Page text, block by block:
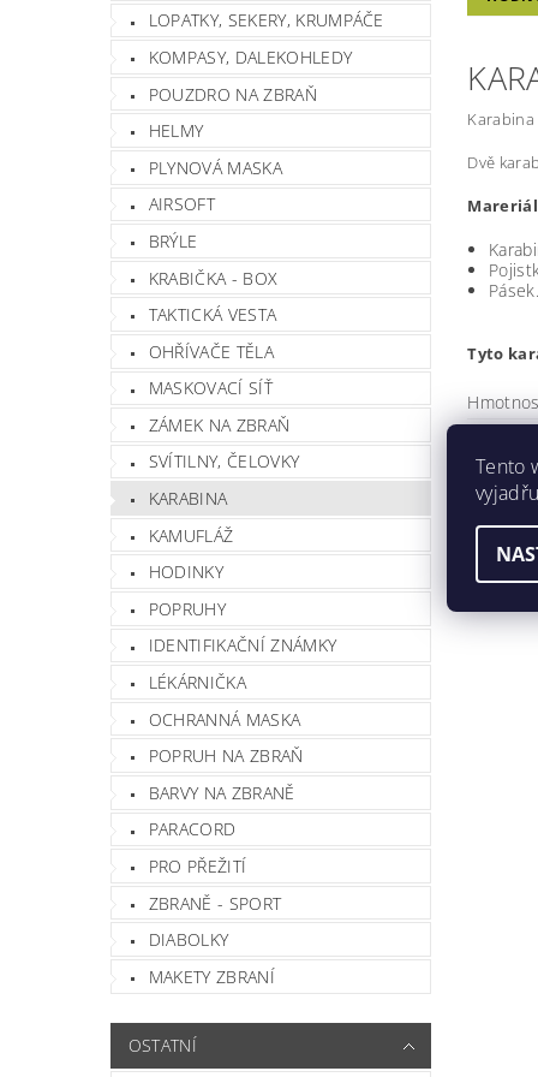
LOPATKY, SEKERY, KRUMPÁČE
KOMPASY, DALEKOHLEDY
POUZDRO NA ZBRAŇ
HELMY
PLYNOVÁ MASKA
AIRSOFT
BRÝLE
KRABIČKA - BOX
TAKTICKÁ VESTA
OHŘÍVAČE TĚLA
MASKOVACÍ SÍŤ
ZÁMEK NA ZBRAŇ
SVÍTILNY, ČELOVKY
KARABINA
KAMUFLÁŽ
HODINKY
POPRUHY
IDENTIFIKAČNÍ ZNÁMKY
LÉKÁRNIČKA
OCHRANNÁ MASKA
POPRUH NA ZBRAŇ
BARVY NA ZBRANĚ
PARACORD
PRO PŘEŽITÍ
ZBRANĚ - SPORT
DIABOLKY
MAKETY ZBRANÍ
OSTATNÍ
Dvě
Tyto
Buďte
Buďte
Tento